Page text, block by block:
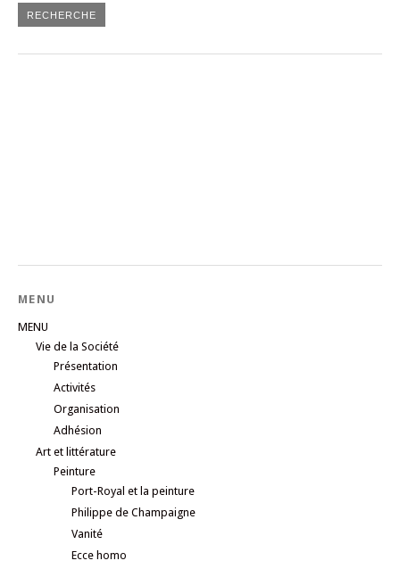
MENU
MENU
Vie de la Société
Présentation
Activités
Organisation
Adhésion
Art et littérature
Peinture
Port-Royal et la peinture
Philippe de Champaigne
Vanité
Ecce homo